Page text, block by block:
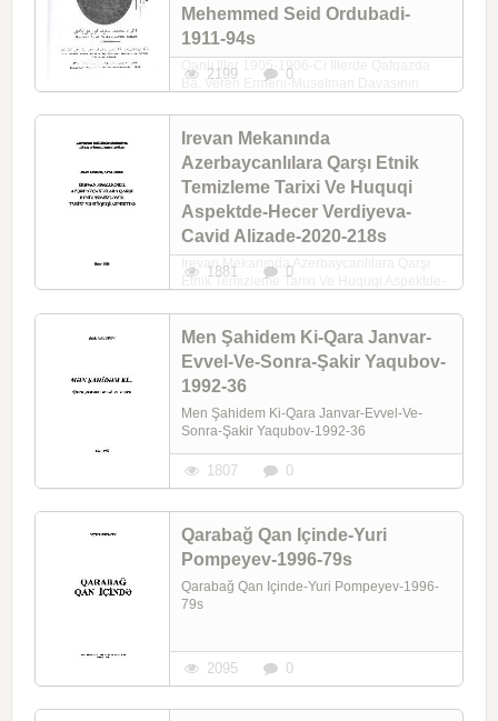
Mehemmed Seid Ordubadi-
1911-94s
Qanlı Iller 1905-1906-Ci Illerde Qafqazda
Ba. Veren Ermeni-Muselman Davasının
2199 0
Irevan Mekanında
Azerbaycanlılara Qarşı Etnik
Temizleme Tarixi Ve Huquqi
Aspektde-Hecer Verdiyeva-
Cavid Alizade-2020-218s
Irevan Mekanında Azerbaycanlılara Qarşı
Etnik Temizleme Tarixi Ve Huquqi Aspektde-
1881 0
Men Şahidem Ki-Qara Janvar-
Evvel-Ve-Sonra-Şakir Yaqubov-
1992-36
Men Şahidem Ki-Qara Janvar-Evvel-Ve-
Sonra-Şakir Yaqubov-1992-36
1807 0
Qarabağ Qan Içinde-Yuri
Pompeyev-1996-79s
Qarabağ Qan Içinde-Yuri Pompeyev-1996-
79s
2095 0